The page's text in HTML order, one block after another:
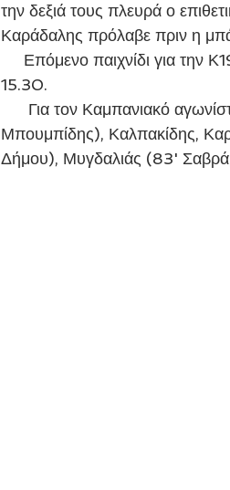
την δεξιά τους πλευρά ο
Καράδαλης πρόλαβε πριν η
15.30.
Μπουμπίδης), Καλπακίδης,
Δήμου), Μυγδαλιάς (83'